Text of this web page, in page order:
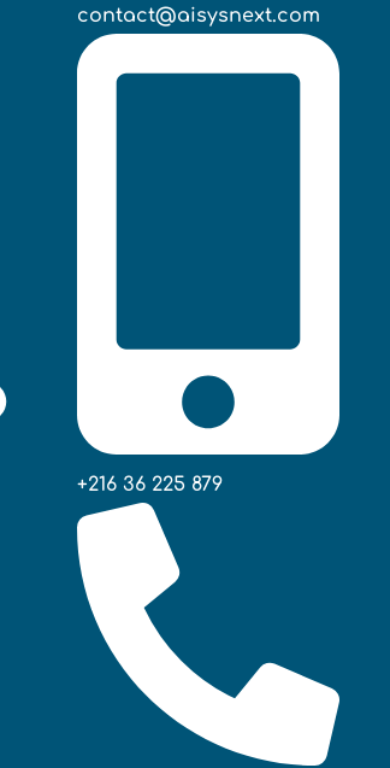
contact@aisysnext.com
+216 36 225 879